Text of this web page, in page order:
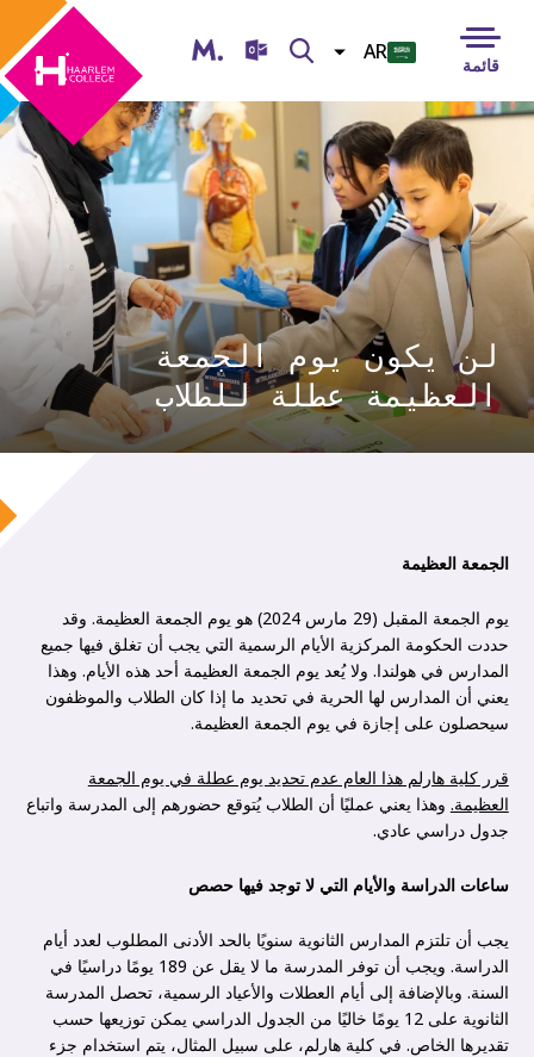
Magister بحث AR
ENG
TUR
ESP
UKR
قائمة
لن يكون يوم الجمعة
العظيمة عطلة للطلاب
الجمعة العظيمة
يوم الجمعة المقبل (29 مارس 2024) هو يوم الجمعة العظيمة. وقد
حددت الحكومة المركزية الأيام الرسمية التي يجب أن تغلق فيها جميع
المدارس في هولندا. ولا يُعد يوم الجمعة العظيمة أحد هذه الأيام. وهذا
يعني أن المدارس لها الحرية في تحديد ما إذا كان الطلاب والموظفون
سيحصلون على إجازة في يوم الجمعة العظيمة.
قرر كلية هارلم هذا العام عدم تحديد يوم عطلة في يوم الجمعة
العظيمة. وهذا يعني عمليًا أن الطلاب يُتوقع حضورهم إلى المدرسة واتباع
جدول دراسي عادي.
ساعات الدراسة والأيام التي لا توجد فيها حصص
يجب أن تلتزم المدارس الثانوية سنويًا بالحد الأدنى المطلوب لعدد أيام
الدراسة. ويجب أن توفر المدرسة ما لا يقل عن 189 يومًا دراسيًا في
السنة. وبالإضافة إلى أيام العطلات والأعياد الرسمية، تحصل المدرسة
الثانوية على 12 يومًا خاليًا من الجدول الدراسي يمكن توزيعها حسب
تقديرها الخاص. في كلية هارلم، على سبيل المثال، يتم استخدام جزء